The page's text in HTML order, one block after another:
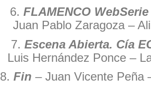
6.FLAMENCO
Juan Pablo Zaragoza –
7.Escena Abierta. Cía
Luis Hernández Ponce –
8. Fin – Juan Vicente Peña